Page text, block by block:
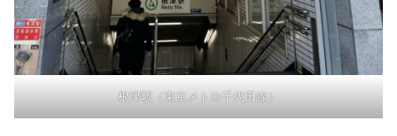
根津駅（東京メトロ千代田線）